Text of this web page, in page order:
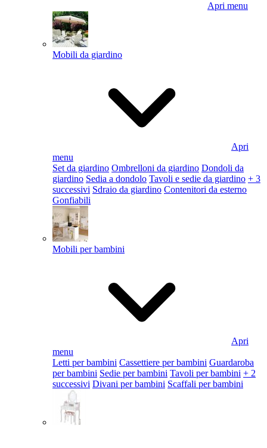
Apri menu
Mobili da giardino
Apri
menu
Set da giardino Ombrelloni da giardino Dondoli da
giardino Sedia a dondolo Tavoli e sedie da giardino + 3
successivi Sdraio da giardino Contenitori da esterno
Gonfiabili
Mobili per bambini
Apri
menu
Letti per bambini Cassettiere per bambini Guardaroba
per bambini Sedie per bambini Tavoli per bambini + 2
successivi Divani per bambini Scaffali per bambini